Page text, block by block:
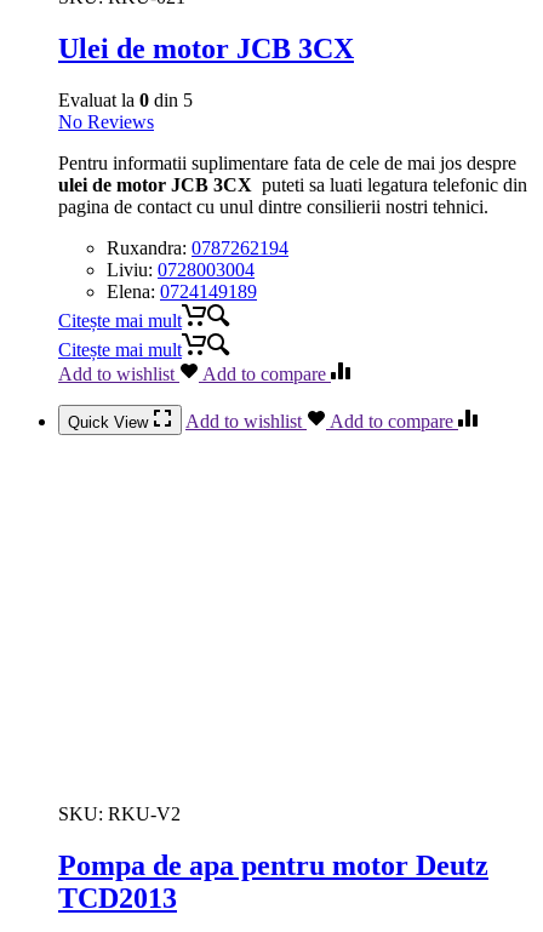
Ulei de motor JCB 3CX
Evaluat la 0 din 5
No Reviews
Pentru informatii suplimentare fata de cele de mai jos despre
ulei de motor JCB 3CX puteti sa luati legatura telefonic din
pagina de contact cu unul dintre consilierii nostri tehnici.
Ruxandra: 0787262194
Liviu: 0728003004
Elena: 0724149189
Citește mai mult
Citește mai mult
Add to wishlist
Add to compare
Quick View Add to wishlist Add to compare
SKU: RKU-V2
Pompa de apa pentru motor Deutz
TCD2013